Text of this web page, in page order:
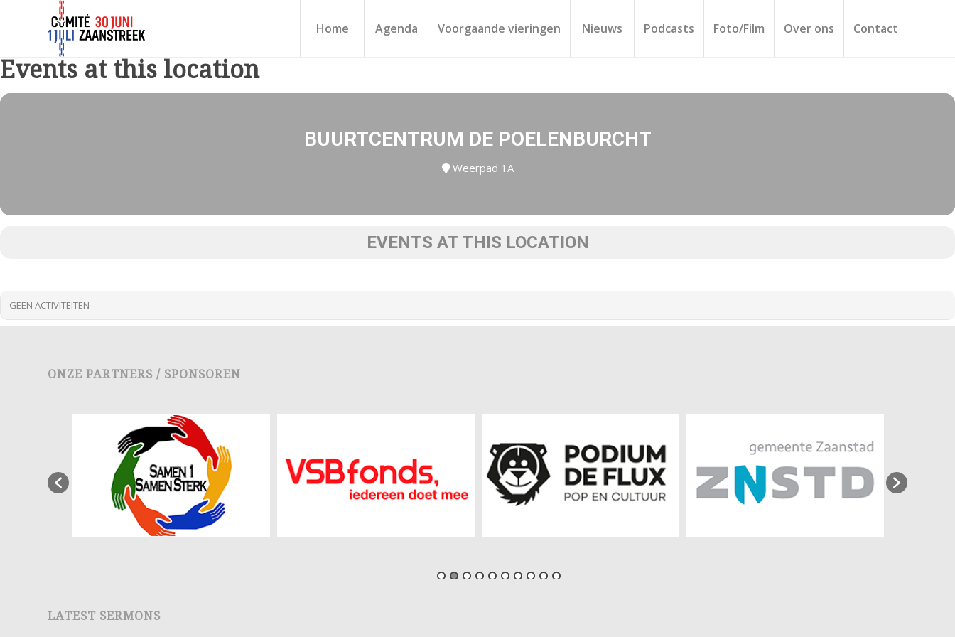
Home Agenda Voorgaande vieringen Nieuws Podcasts Foto/Film Over ons Contact
Events at this location
BUURTCENTRUM DE POELENBURCHT
Weerpad 1A
EVENTS AT THIS LOCATION
GEEN ACTIVITEITEN
ONZE PARTNERS / SPONSOREN
LATEST SERMONS